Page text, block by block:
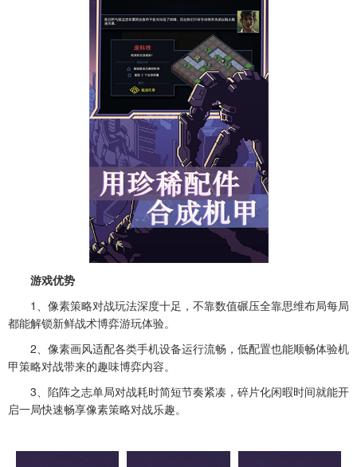
游戏优势
1、像素策略对战玩法深度十足，不靠数值碾压全靠思维布局每局
都能解锁新鲜战术博弈游玩体验。
2、像素画风适配各类手机设备运行流畅，低配置也能顺畅体验机
甲策略对战带来的趣味博弈内容。
3、陷阵之志单局对战耗时简短节奏紧凑，碎片化闲暇时间就能开
启一局快速畅享像素策略对战乐趣。